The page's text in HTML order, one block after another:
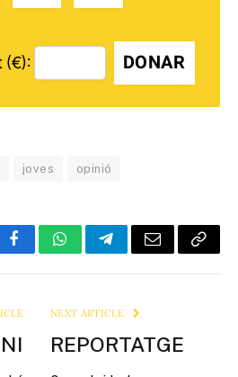
(€): DONAR
joves opinió
FacebookWhatsAppTelegramEmail Copy
NEXT ARTICLE
REPORTATGE